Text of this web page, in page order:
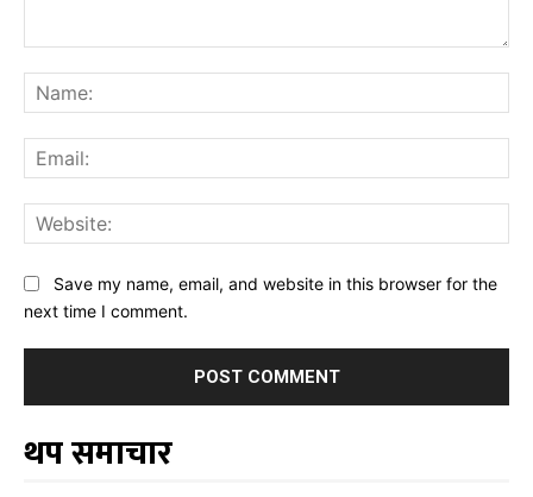
Save my name, email, and website in this browser for the
next time I comment.
थप समाचार